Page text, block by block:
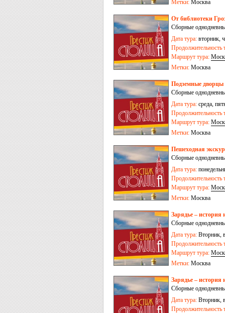
Метки: Москва
От библиотеки
Сборные
Дата тура: вторник,
Продолжительность
Маршрут тура:
Метки: Москва
Подземные дворцы
Сборные
Дата тура: среда,
Продолжительность
Маршрут тура:
Метки: Москва
Пешеходная
Сборные
Дата тура:
Продолжительность
Маршрут тура:
Метки: Москва
Зарядье – история
Сборные
Дата тура: Вторник,
Продолжительность
Маршрут тура:
Метки: Москва
Зарядье – история
Сборные
Дата тура: Вторник,
Продолжительность